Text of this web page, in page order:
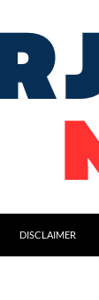
DISCLAIMER